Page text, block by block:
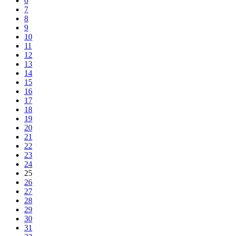
7
8
9
10
11
12
13
14
15
16
17
18
19
20
21
22
23
24
25
26
27
28
29
30
31